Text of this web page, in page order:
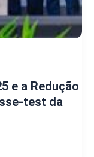
e a Redução
test da